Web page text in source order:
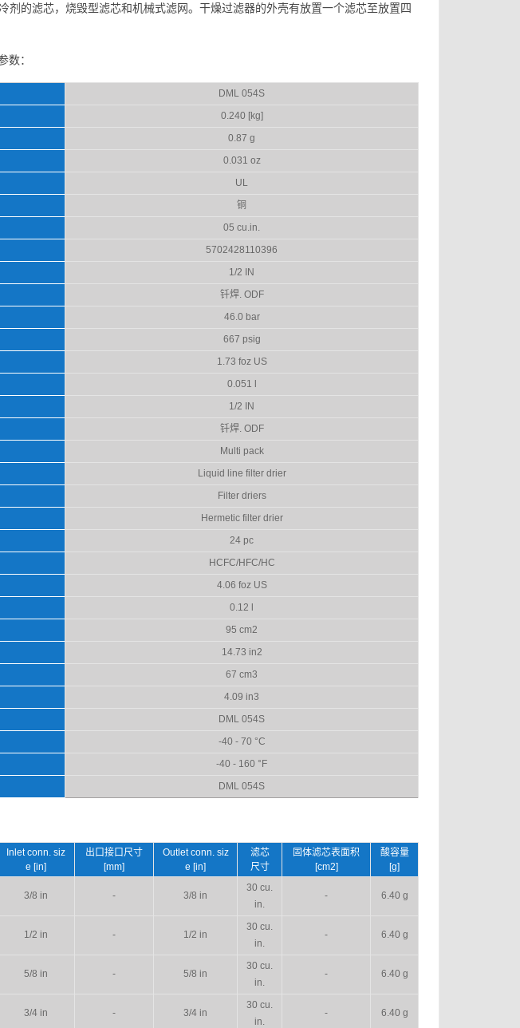
剂的滤芯，烧毁型滤芯和机械式滤网。干燥过滤器的外壳有放置一个滤芯至放置四
数：
DML 054S
0.240 [kg]
0.87 g
0.031 oz
UL
铜
05 cu.in.
5702428110396
1/2 IN
钎焊. ODF
46.0 bar
667 psig
1.73 foz US
0.051 l
1/2 IN
钎焊. ODF
Multi pack
Liquid line filter drier
Filter driers
Hermetic filter drier
24 pc
HCFC/HFC/HC
4.06 foz US
0.12 l
95 cm2
14.73 in2
67 cm3
4.09 in3
DML 054S
-40 - 70 °C
-40 - 160 °F
DML 054S
Inlet conn. siz
e [in]
出口接口尺寸
[mm]
Outlet conn. siz
e [in]
滤芯
尺寸
固体滤芯表面积
[cm2]
酸容量
[g]
3/8 in - 3/8 in
30 cu.
in.
- 6.40 g
1/2 in - 1/2 in
30 cu.
in.
- 6.40 g
5/8 in - 5/8 in
30 cu.
in.
- 6.40 g
3/4 in - 3/4 in
30 cu.
in.
- 6.40 g